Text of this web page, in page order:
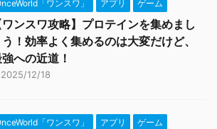
「ワンスワ」 アプリ ゲーム
ワンスワ攻略】プロテインを集めまし
う！効率よく集めるのは大変だけど、
への近道！
2025/12/18
「ワンスワ」 アプリ ゲーム